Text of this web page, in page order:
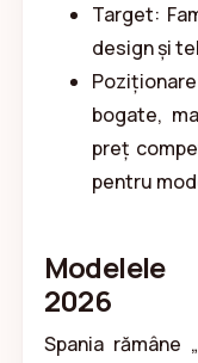
Target:
design și
bogate,
preț
pentru
2026
Spania rămâne